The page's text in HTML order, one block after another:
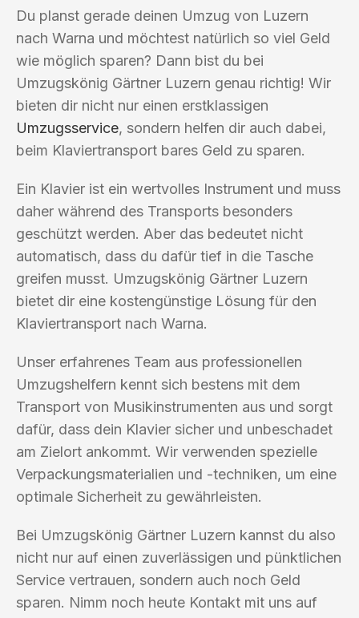
Du planst gerade deinen Umzug von Luzern
nach Warna und möchtest natürlich so viel Geld
wie möglich sparen? Dann bist du bei
Umzugskönig Gärtner Luzern genau richtig! Wir
bieten dir nicht nur einen erstklassigen
Umzugsservice, sondern helfen dir auch dabei,
beim Klaviertransport bares Geld zu sparen.
Ein Klavier ist ein wertvolles Instrument und muss
daher während des Transports besonders
geschützt werden. Aber das bedeutet nicht
automatisch, dass du dafür tief in die Tasche
greifen musst. Umzugskönig Gärtner Luzern
bietet dir eine kostengünstige Lösung für den
Klaviertransport nach Warna.
Unser erfahrenes Team aus professionellen
Umzugshelfern kennt sich bestens mit dem
Transport von Musikinstrumenten aus und sorgt
dafür, dass dein Klavier sicher und unbeschadet
am Zielort ankommt. Wir verwenden spezielle
Verpackungsmaterialien und -techniken, um eine
optimale Sicherheit zu gewährleisten.
Bei Umzugskönig Gärtner Luzern kannst du also
nicht nur auf einen zuverlässigen und pünktlichen
Service vertrauen, sondern auch noch Geld
sparen. Nimm noch heute Kontakt mit uns auf